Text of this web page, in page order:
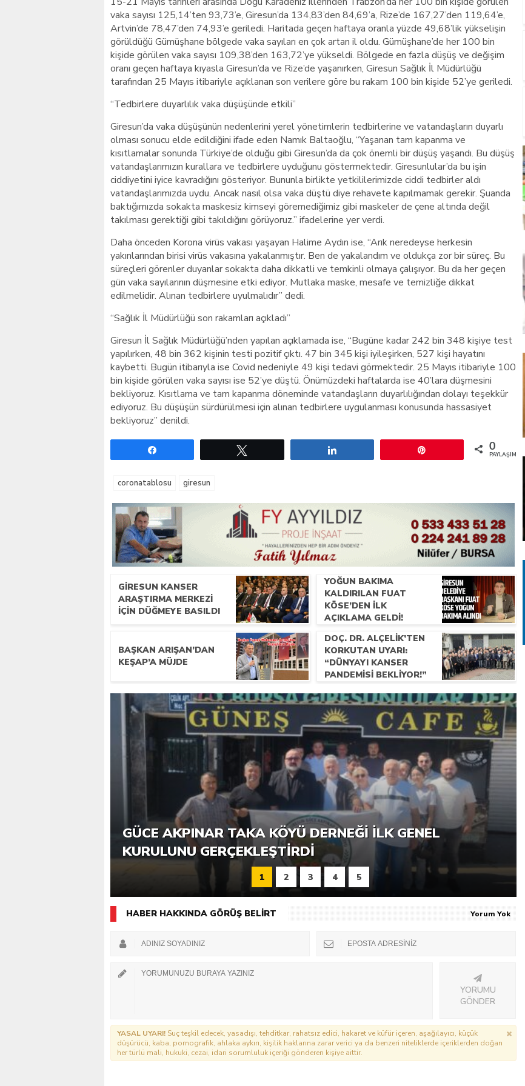
vaka sayısı 125,14’ten 93,73’e, Giresun’da 134,83’den 84,69’a, Rize’de 167,27’den 119,64’e,
Artvin’de 78,47’den 74,93’e geriledi. Haritada geçen haftaya oranla yüzde 49,68’lik yükselişin
görüldüğü Gümüşhane bölgede vaka sayıları en çok artan il oldu. Gümüşhane’de her 100 bin
kişide görülen vaka sayısı 109,38’den 163,72’ye yükseldi. Bölgede en fazla düşüş ve değişim
oranı geçen haftaya kıyasla Giresun’da ve Rize’de yaşanırken, Giresun Sağlık İl Müdürlüğü
tarafından 25 Mayıs itibariyle açıklanan son verilere göre bu rakam 100 bin kişide 52’ye geriledi.
“Tedbirlere duyarlılık vaka düşüşünde etkili”
Giresun’da vaka düşüşünün nedenlerini yerel yönetimlerin tedbirlerine ve vatandaşların duyarlı
olması sonucu elde edildiğini ifade eden Namık Baltaoğlu, “Yaşanan tam kapanma ve
kısıtlamalar sonunda Türkiye’de olduğu gibi Giresun’da da çok önemli bir düşüş yaşandı. Bu düşüş
vatandaşlarımızın kurallara ve tedbirlere uyduğunu göstermektedir. Giresunlular’da bu işin
ciddiyetini iyice kavradığını gösteriyor. Bununla birlikte yetkililerimizde ciddi tedbirler aldı
vatandaşlarımızda uydu. Ancak nasıl olsa vaka düştü diye rehavete kapılmamak gerekir. Şuanda
baktığımızda sokakta maskesiz kimseyi göremediğimiz gibi maskeler de çene altında değil
takılması gerektiği gibi takıldığını görüyoruz.” ifadelerine yer verdi.
Daha önceden Korona virüs vakası yaşayan Halime Aydın ise, “Arık neredeyse herkesin
yakınlarından birisi virüs vakasına yakalanmıştır. Ben de yakalandım ve oldukça zor bir süreç. Bu
süreçleri görenler duyanlar sokakta daha dikkatli ve temkinli olmaya çalışıyor. Bu da her geçen
gün vaka sayılarının düşmesine etki ediyor. Mutlaka maske, mesafe ve temizliğe dikkat
edilmelidir. Alınan tedbirlere uyulmalıdır” dedi.
“Sağlık İl Müdürlüğü son rakamları açıkladı”
Giresun İl Sağlık Müdürlüğü’nden yapılan açıklamada ise, “Bugüne kadar 242 bin 348 kişiye test
yapılırken, 48 bin 362 kişinin testi pozitif çıktı. 47 bin 345 kişi iyileşirken, 527 kişi hayatını
kaybetti. Bugün itibarıyla ise Covid nedeniyle 49 kişi tedavi görmektedir. 25 Mayıs itibariyle 100
bin kişide görülen vaka sayısı ise 52’ye düştü. Önümüzdeki haftalarda ise 40’lara düşmesini
bekliyoruz. Kısıtlama ve tam kapanma döneminde vatandaşların duyarlılığından dolayı teşekkür
ediyoruz. Bu düşüşün sürdürülmesi için alınan tedbirlere uygulanması konusunda hassasiyet
bekliyoruz” denildi.
0
PAYLAŞIMLAR
coronatablosu giresun
GIRESUN KANSER
ARAŞTIRMA MERKEZI
İÇIN DÜĞMEYE BASILDI
YOĞUN BAKIMA
KALDIRILAN FUAT
KÖSE’DEN İLK
AÇIKLAMA GELDI!
BAŞKAN ARIŞAN’DAN
KEŞAP’A MÜJDE
DOÇ. DR. ALÇELIK’TEN
KORKUTAN UYARI:
“DÜNYAYI KANSER
PANDEMISI BEKLIYOR!”
6. GÜCE TEKKEKÖY DERNEĞI PIKNIK ŞÖLENI YOĞUN
KATILIMLA GERÇEKLEŞTI
GÜCE AKPINAR TAKA KÖYÜ DERNEĞI İLK GENEL
KURULUNU GERÇEKLEŞTIRDI
1 2 3 4 5
HABER HAKKINDA GÖRÜŞ BELİRT Yorum Yok
YORUMU
GÖNDER
YASAL UYARI! Suç teşkil edecek, yasadışı, tehditkar, rahatsız edici, hakaret ve küfür içeren, aşağılayıcı, küçük
düşürücü, kaba, pornografik, ahlaka aykırı, kişilik haklarına zarar verici ya da benzeri niteliklerde içeriklerden doğan
her türlü mali, hukuki, cezai, idari sorumluluk içeriği gönderen kişiye aittir.